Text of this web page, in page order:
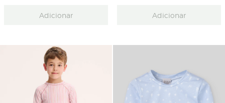
Adicionar Adicionar